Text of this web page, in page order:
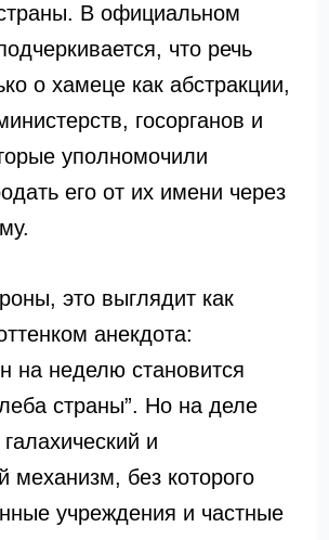
В официальном
что речь
о хамеце как абстракции,
госорганов и
уполномочили
его от их имени через
это выглядит как
анекдота:
на неделю становится
страны”. Но на деле
и
механизм, без которого
учреждения и частные